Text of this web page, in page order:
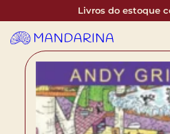
Livros do estoque